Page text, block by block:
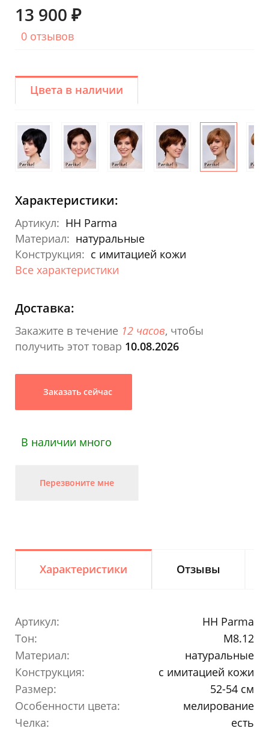
13 900 ₽
0 отзывов
Цвета в наличии
Характеристики:
Артикул: HH Parma
Материал: натуральные
Конструкция: с имитацией кожи
Все характеристики
Доставка:
Закажите в течение 12 часов, чтобы
получить этот товар 10.08.2026
Заказать сейчас
В наличии много
Перезвоните мне
Характеристики Отзывы
Артикул:
HH Parma
Тон:
M8.12
Материал:
натуральные
Конструкция:
с имитацией кожи
Размер:
52-54 см
Особенности цвета:
мелирование
Челка:
есть